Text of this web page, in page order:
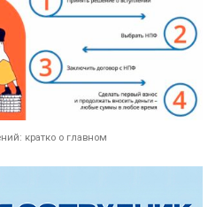
кратко о главном